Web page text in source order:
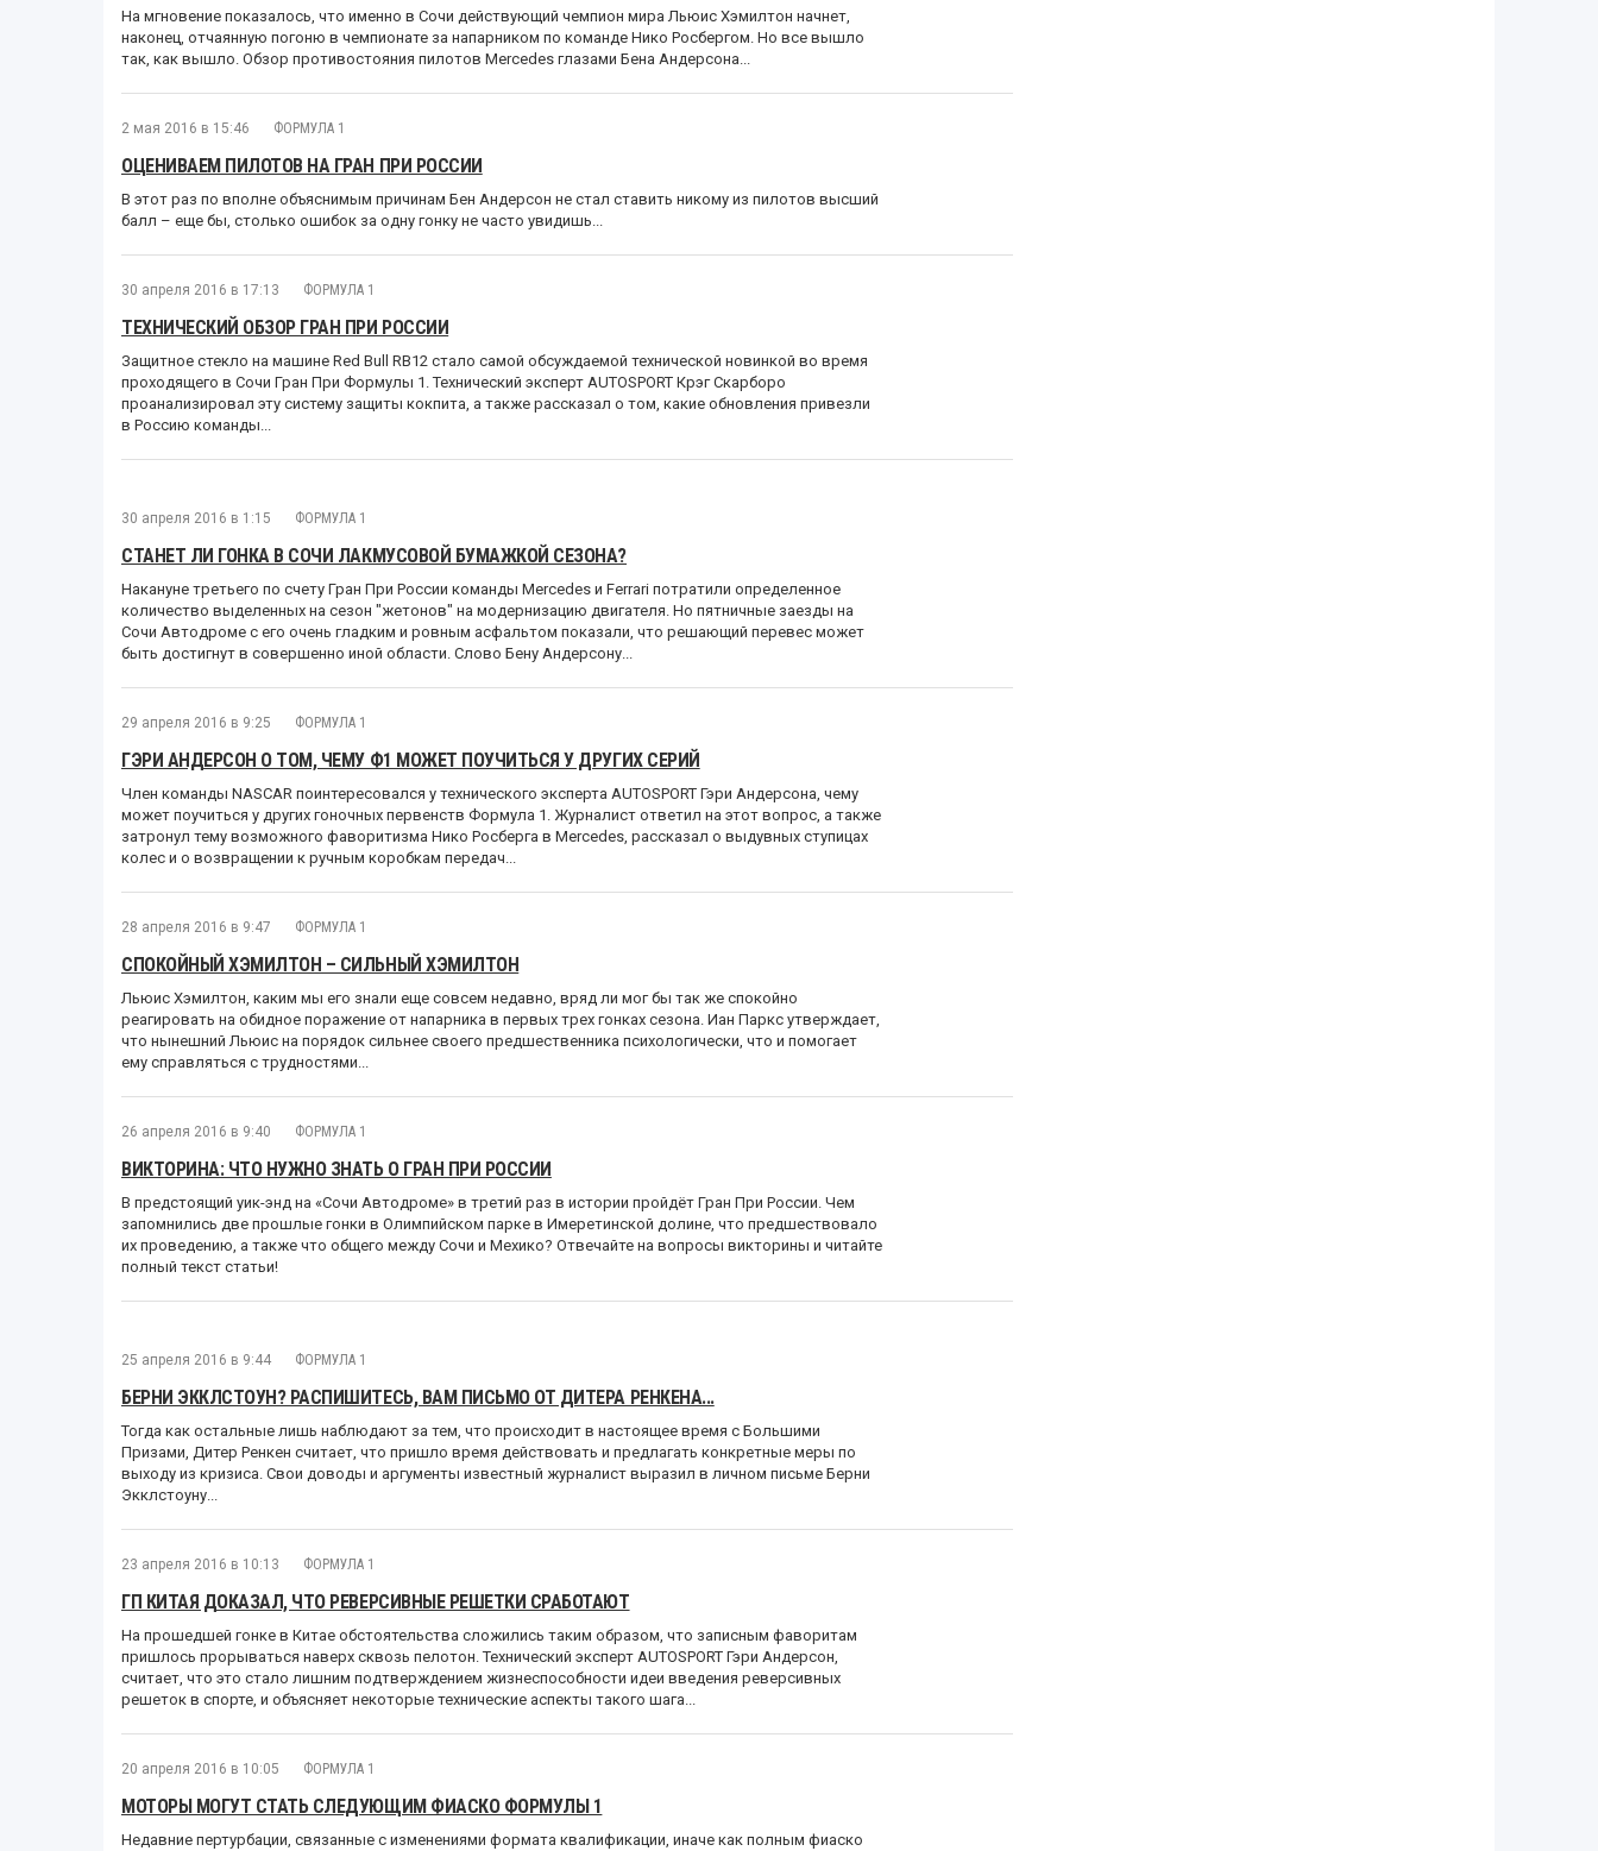
На мгновение показалось, что именно в Сочи действующий чемпион мира Льюис Хэмилтон начнет,
наконец, отчаянную погоню в чемпионате за напарником по команде Нико Росбергом. Но все вышло
так, как вышло. Обзор противостояния пилотов Mercedes глазами Бена Андерсона...
2 мая 2016 в 15:46 ФОРМУЛА 1
ОЦЕНИВАЕМ ПИЛОТОВ НА ГРАН ПРИ РОССИИ
В этот раз по вполне объяснимым причинам Бен Андерсон не стал ставить никому из пилотов высший
балл – еще бы, столько ошибок за одну гонку не часто увидишь...
30 апреля 2016 в 17:13 ФОРМУЛА 1
ТЕХНИЧЕСКИЙ ОБЗОР ГРАН ПРИ РОССИИ
Защитное стекло на машине Red Bull RB12 стало самой обсуждаемой технической новинкой во время
проходящего в Сочи Гран При Формулы 1. Технический эксперт AUTOSPORT Крэг Скарборо
проанализировал эту систему защиты кокпита, а также рассказал о том, какие обновления привезли
в Россию команды...
30 апреля 2016 в 1:15 ФОРМУЛА 1
СТАНЕТ ЛИ ГОНКА В СОЧИ ЛАКМУСОВОЙ БУМАЖКОЙ СЕЗОНА?
Накануне третьего по счету Гран При России команды Mercedes и Ferrari потратили определенное
количество выделенных на сезон "жетонов" на модернизацию двигателя. Но пятничные заезды на
Сочи Автодроме с его очень гладким и ровным асфальтом показали, что решающий перевес может
быть достигнут в совершенно иной области. Слово Бену Андерсону...
29 апреля 2016 в 9:25 ФОРМУЛА 1
ГЭРИ АНДЕРСОН О ТОМ, ЧЕМУ Ф1 МОЖЕТ ПОУЧИТЬСЯ У ДРУГИХ СЕРИЙ
Член команды NASCAR поинтересовался у технического эксперта AUTOSPORT Гэри Андерсона, чему
может поучиться у других гоночных первенств Формула 1. Журналист ответил на этот вопрос, а также
затронул тему возможного фаворитизма Нико Росберга в Mercedes, рассказал о выдувных ступицах
колес и о возвращении к ручным коробкам передач...
28 апреля 2016 в 9:47 ФОРМУЛА 1
СПОКОЙНЫЙ ХЭМИЛТОН – СИЛЬНЫЙ ХЭМИЛТОН
Льюис Хэмилтон, каким мы его знали еще совсем недавно, вряд ли мог бы так же спокойно
реагировать на обидное поражение от напарника в первых трех гонках сезона. Иан Паркс утверждает,
что нынешний Льюис на порядок сильнее своего предшественника психологически, что и помогает
ему справляться с трудностями...
26 апреля 2016 в 9:40 ФОРМУЛА 1
ВИКТОРИНА: ЧТО НУЖНО ЗНАТЬ О ГРАН ПРИ РОССИИ
В предстоящий уик-энд на «Сочи Автодроме» в третий раз в истории пройдёт Гран При России. Чем
запомнились две прошлые гонки в Олимпийском парке в Имеретинской долине, что предшествовало
их проведению, а также что общего между Сочи и Мехико? Отвечайте на вопросы викторины и читайте
полный текст статьи!
25 апреля 2016 в 9:44 ФОРМУЛА 1
БЕРНИ ЭККЛСТОУН? РАСПИШИТЕСЬ, ВАМ ПИСЬМО ОТ ДИТЕРА РЕНКЕНА...
Тогда как остальные лишь наблюдают за тем, что происходит в настоящее время с Большими
Призами, Дитер Ренкен считает, что пришло время действовать и предлагать конкретные меры по
выходу из кризиса. Свои доводы и аргументы известный журналист выразил в личном письме Берни
Экклстоуну...
23 апреля 2016 в 10:13 ФОРМУЛА 1
ГП КИТАЯ ДОКАЗАЛ, ЧТО РЕВЕРСИВНЫЕ РЕШЕТКИ СРАБОТАЮТ
На прошедшей гонке в Китае обстоятельства сложились таким образом, что записным фаворитам
пришлось прорываться наверх сквозь пелотон. Технический эксперт AUTOSPORT Гэри Андерсон,
считает, что это стало лишним подтверждением жизнеспособности идеи введения реверсивных
решеток в спорте, и объясняет некоторые технические аспекты такого шага...
20 апреля 2016 в 10:05 ФОРМУЛА 1
МОТОРЫ МОГУТ СТАТЬ СЛЕДУЮЩИМ ФИАСКО ФОРМУЛЫ 1
Недавние пертурбации, связанные с изменениями формата квалификации, иначе как полным фиаско